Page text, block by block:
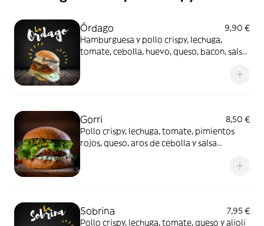
Órdago
9,90 €
Hamburguesa y pollo crispy, lechuga,
tomate, cebolla, huevo, queso, bacon, salsa
Gorri
8,50 €
Pollo crispy, lechuga, tomate, pimientos
rojos, queso, aros de cebolla y salsa
Sobrina
7,95 €
Pollo crispy, lechuga, tomate, queso y alioli